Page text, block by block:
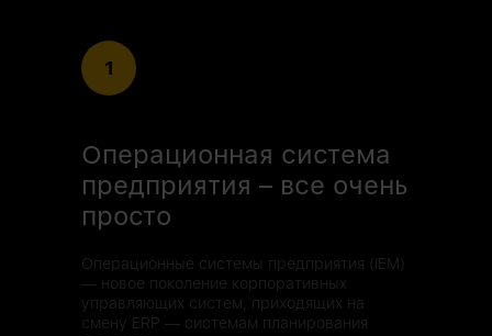
1
Операционная система
предприятия – все очень
просто
Операционные системы предприятия (IEM)
— новое поколение корпоративных
управляющих систем, приходящих на
смену ERP — системам планирования